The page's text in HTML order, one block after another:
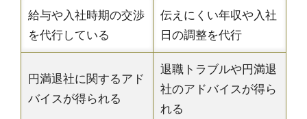
給与や入社時期の交渉
を代行している
伝えにくい年収や入社
日の調整を代行
円満退社に関するアド
バイスが得られる
退職トラブルや円満退
社のアドバイスが得ら
れる